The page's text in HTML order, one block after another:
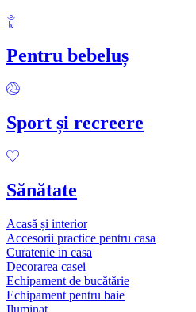
Pentru bebeluș
Sport și recreere
Sănătate
Acasă și interior
Accesorii practice pentru casa
Curatenie in casa
Decorarea casei
Echipament de bucătărie
Echipament pentru baie
Iluminat